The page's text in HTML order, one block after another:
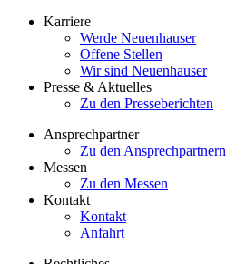
Karriere
Werde Neuenhauser
Offene Stellen
Wir sind Neuenhauser
Presse & Aktuelles
Zu den Presseberichten
Ansprechpartner
Zu den Ansprechpartnern
Messen
Zu den Messen
Kontakt
Kontakt
Anfahrt